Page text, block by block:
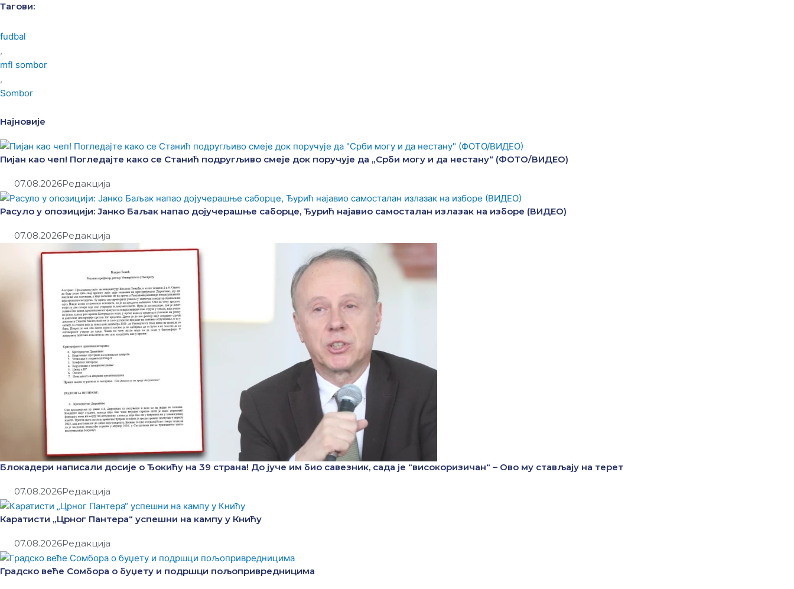
Тагови:
fudbal
,
mfl sombor
,
Sombor
Најновије
Пијан као чеп! Погледајте како се Станић подругљиво смеје док поручује да „Срби могу и да нестану“ (ФОТО/ВИДЕО)
07.08.2026Редакција
Расуло у опозицији: Јанко Баљак напао дојучерашње саборце, Ђурић најавио самосталан излазак на изборе (ВИДЕО)
07.08.2026Редакција
Блокадери написали досије о Ђокићу на 39 страна! До јуче им био савезник, сада је “високоризичан“ – Ово му стављају на терет
07.08.2026Редакција
Каратисти „Црног Пантера“ успешни на кампу у Книћу
07.08.2026Редакција
Градско веће Сомбора о буџету и подршци пољопривредницима